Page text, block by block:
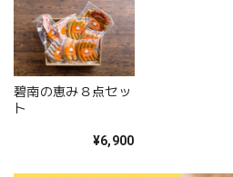
碧南の恵み８点セッ
ト
¥6,900